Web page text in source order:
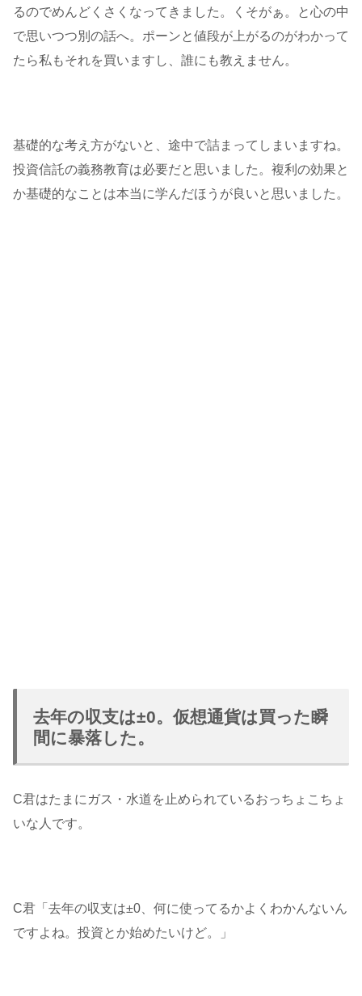
るのでめんどくさくなってきました。くそがぁ。と心の中
で思いつつ別の話へ。ポーンと値段が上がるのがわかって
たら私もそれを買いますし、誰にも教えません。
基礎的な考え方がないと、途中で詰まってしまいますね。
投資信託の義務教育は必要だと思いました。複利の効果と
か基礎的なことは本当に学んだほうが良いと思いました。
去年の収支は±0。仮想通貨は買った瞬
間に暴落した。
C君はたまにガス・水道を止められているおっちょこちょ
いな人です。
C君「去年の収支は±0、何に使ってるかよくわかんないん
ですよね。投資とか始めたいけど。」